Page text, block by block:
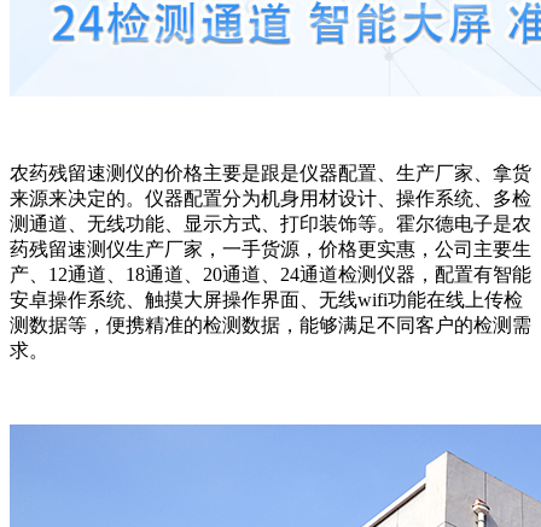
农药残留速测仪的价格主要是跟是仪器配置、生产厂家、拿货
来源来决定的。仪器配置分为机身用材设计、操作系统、多检
测通道、无线功能、显示方式、打印装饰等。霍尔德电子是农
药残留速测仪生产厂家，一手货源，价格更实惠，公司主要生
产、12通道、18通道、20通道、24通道检测仪器，配置有智能
安卓操作系统、触摸大屏操作界面、无线wifi功能在线上传检
测数据等，便携精准的检测数据，能够满足不同客户的检测需
求。